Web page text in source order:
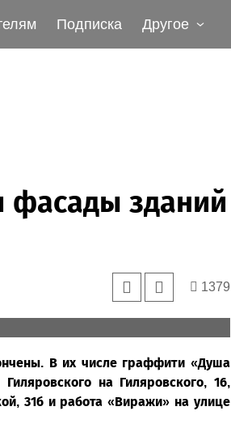
Подписка Другое
фасады зданий
1379
В их числе граффити «Душа
на Гиляровского, 16,
31б и работа «Виражи» на улице